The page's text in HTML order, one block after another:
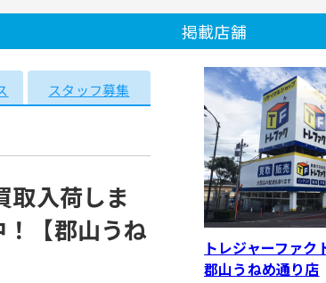
スタッフ募集
入荷しま
【郡山うね
掲載店舗
トレジャーファク
郡山うねめ通り店